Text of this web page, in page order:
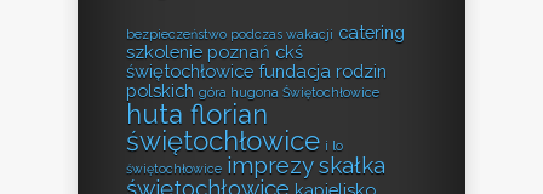
bezpieczeństwo podczas wakacji catering
szkolenie poznań ckś
świętochłowice fundacja rodzin
polskich góra hugona Świętochłowice
huta florian
świętochłowice i lo
świętochłowice imprezy skałka
świętochłowice kąpielisko